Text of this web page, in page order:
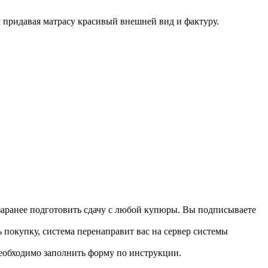
матрасу красивый внешней вид и фактуру.
подготовить сдачу с любой купюры. Вы подписываете
система перенаправит вас на сервер системы
заполнить форму по инструкции.